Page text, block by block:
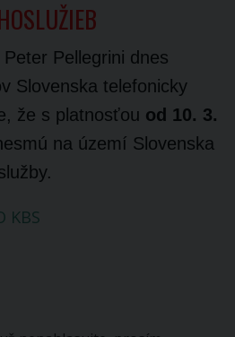
3.1/0082
Pellegrini dnes
Slovenska telefonicky
že s platnosťou od 10. 3.
na území Slovenska
KBS